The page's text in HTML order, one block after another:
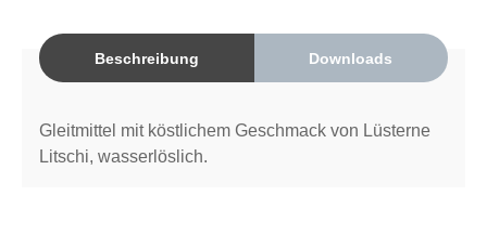
Beschreibung Downloads
Gleitmittel mit köstlichem Geschmack von Lüsterne
Litschi, wasserlöslich.